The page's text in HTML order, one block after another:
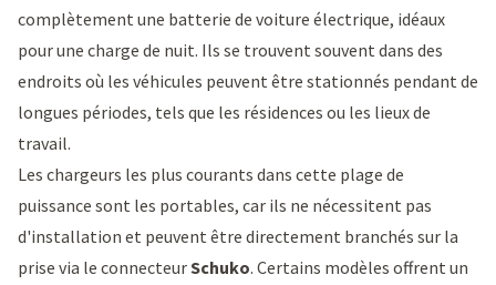
complètement une batterie de voiture électrique, idéaux
pour une charge de nuit. Ils se trouvent souvent dans des
endroits où les véhicules peuvent être stationnés pendant de
longues périodes, tels que les résidences ou les lieux de
travail.
Les chargeurs les plus courants dans cette plage de
puissance sont les portables, car ils ne nécessitent pas
d'installation et peuvent être directement branchés sur la
prise via le connecteurSchuko. Certains modèles offrent un